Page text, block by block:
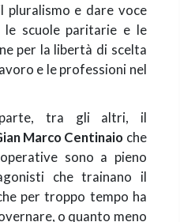
pluralismo e dare voce
le scuole paritarie e le
per la libertà di scelta
e le professioni nel
tra gli altri, il
Marco Centinaio che
sono a pieno
che trainano il
per troppo tempo ha
o quanto meno